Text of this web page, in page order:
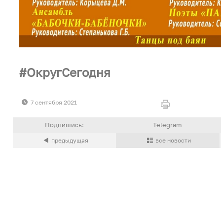
ОкругСегодня
7 сентября 2021